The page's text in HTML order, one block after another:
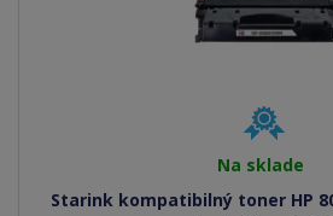
Na sklade
Starink kompatibilný toner HP